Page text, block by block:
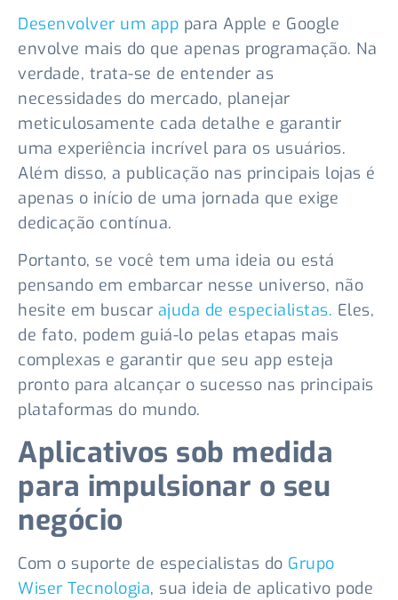
Desenvolver um app para Apple e Google
envolve mais do que apenas programação. Na
verdade, trata-se de entender as
necessidades do mercado, planejar
meticulosamente cada detalhe e garantir
uma experiência incrível para os usuários.
Além disso, a publicação nas principais lojas é
apenas o início de uma jornada que exige
dedicação contínua.
Portanto, se você tem uma ideia ou está
pensando em embarcar nesse universo, não
hesite em buscar ajuda de especialistas. Eles,
de fato, podem guiá-lo pelas etapas mais
complexas e garantir que seu app esteja
pronto para alcançar o sucesso nas principais
plataformas do mundo.
Aplicativos sob medida
para impulsionar o seu
negócio
Com o suporte de especialistas do Grupo
Wiser Tecnologia, sua ideia de aplicativo pode